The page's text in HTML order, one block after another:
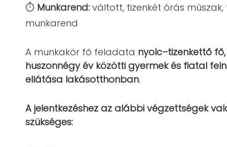
⏱️ Munkarend: váltott, tizenkét órás
munkarend
A munkakör fő feladata nyolc–tizenkettő
huszonnégy év közötti gyermek és fiatal
ellátása lakásotthonban.
A jelentkezéshez az alábbi végzettségek
szükséges: